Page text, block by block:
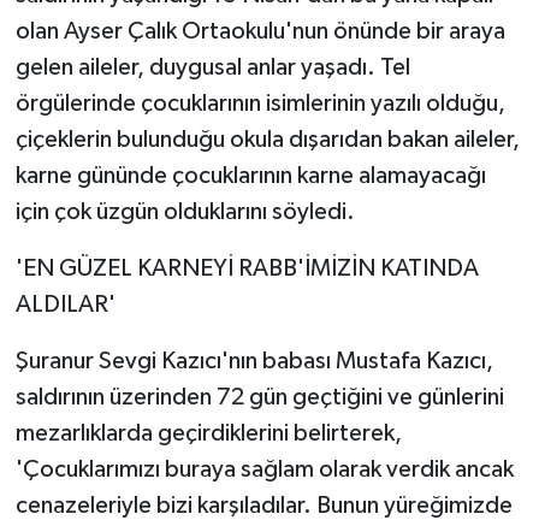
olan Ayser Çalık Ortaokulu'nun önünde bir araya
gelen aileler, duygusal anlar yaşadı. Tel
örgülerinde çocuklarının isimlerinin yazılı olduğu,
çiçeklerin bulunduğu okula dışarıdan bakan aileler,
karne gününde çocuklarının karne alamayacağı
için çok üzgün olduklarını söyledi.
'EN GÜZEL KARNEYİ RABB'İMİZİN KATINDA
ALDILAR'
Şuranur Sevgi Kazıcı'nın babası Mustafa Kazıcı,
saldırının üzerinden 72 gün geçtiğini ve günlerini
mezarlıklarda geçirdiklerini belirterek,
'Çocuklarımızı buraya sağlam olarak verdik ancak
cenazeleriyle bizi karşıladılar. Bunun yüreğimizde